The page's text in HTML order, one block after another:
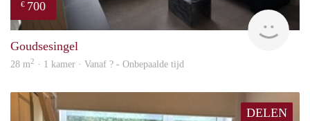
€ 700
Goudsesingel
28 m2 · 1 kamer · Vanaf ? - Onbepaalde tijd
DELEN